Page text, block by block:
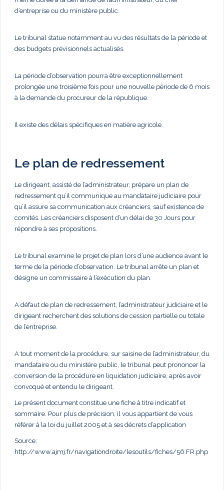
d’entreprise ou du ministère public.
Le tribunal statue notamment au vu des résultats de la période et
des budgets prévisionnels actualisés.
La période d’observation pourra être exceptionnellement
prolongée une troisième fois pour une nouvelle période de 6 mois
à la demande du procureur de la république.
Il existe des délais spécifiques en matière agricole.
Le plan de redressement
Le dirigeant, assisté de l’administrateur, prépare un plan de
redressement qu’il communique au mandataire judiciaire pour
qu’il assure sa communication aux créanciers, sauf existence de
comités. Les créanciers disposent d’un délai de 30 Jours pour
répondre à ses propositions.
Le tribunal examine le projet de plan lors d’une audience avant le
terme de la période d’observation. Le tribunal arrête un plan et
désigne un commissaire à l’exécution du plan.
A défaut de plan de redressement, l’administrateur judiciaire et le
dirigeant recherchent des solutions de cession partielle ou totale
de l’entreprise.
A tout moment de la procédure, sur saisine de l’administrateur, du
mandataire ou du ministère public, le tribunal peut prononcer la
conversion de la procédure en liquidation judiciaire, après avoir
convoqué et entendu le dirigeant.
Le présent document constitue une fiche à titre indicatif et
sommaire. Pour plus de précision, il vous appartient de vous
référer à la loi du juillet 2005 et à ses décrets d’application
Source:
http://www.ajmj.fr/navigationdroite/lesoutils/fiches/56.FR.php